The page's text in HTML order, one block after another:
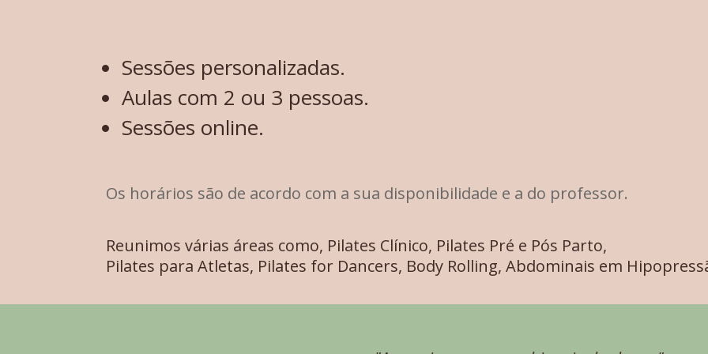
Sessões personalizadas.
Aulas com 2 ou 3 pessoas.
Sessões online.
Os horários são de acordo com a sua disponibilidade e a do professor.
Reunimos várias áreas como, Pilates Clínico, Pilates Pré e Pós Parto,
Pilates para Atletas, Pilates for Dancers, Body Rolling, Abdominais em